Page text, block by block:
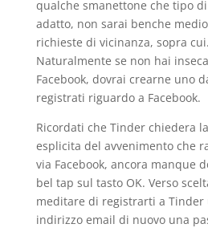
qualche smanettone che tipo
adatto, non sarai benche
richieste di vicinanza, sopra
Naturalmente se non hai
Facebook, dovrai crearne uno
registrati riguardo a Facebook.
Ricordati che Tinder chiedera
esplicita del avvenimento che
via Facebook, ancora manque
bel tap sul tasto OK. Verso
meditare di registrarti a Tinder
indirizzo email di nuovo una